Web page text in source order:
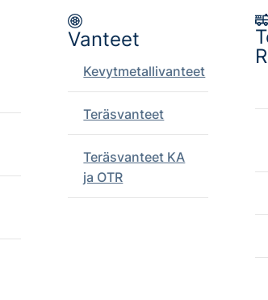
Vanteet
Kevytmetallivanteet
Teräsvanteet
Teräsvanteet KA
ja OTR